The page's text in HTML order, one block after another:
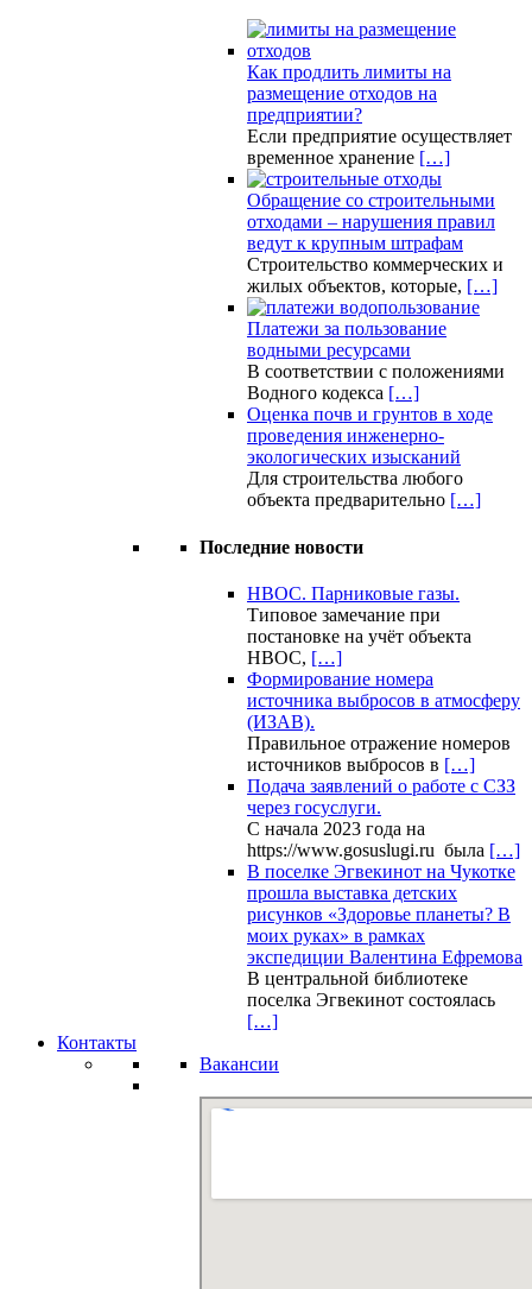
Как продлить лимиты на
размещение отходов на
предприятии?
Если предприятие осуществляет
временное хранение […]
Обращение со строительными
отходами – нарушения правил
ведут к крупным штрафам
Строительство коммерческих и
жилых объектов, которые, […]
Платежи за пользование
водными ресурсами
В соответствии с положениями
Водного кодекса […]
Оценка почв и грунтов в ходе
проведения инженерно-
экологических изысканий
Для строительства любого
объекта предварительно […]
Последние новости
НВОС. Парниковые газы.
Типовое замечание при
постановке на учёт объекта
НВОС, […]
Формирование номера
источника выбросов в атмосферу
(ИЗАВ).
Правильное отражение номеров
источников выбросов в […]
Подача заявлений о работе с СЗЗ
через госуслуги.
С начала 2023 года на
https://www.gosuslugi.ru была […]
В поселке Эгвекинот на Чукотке
прошла выставка детских
рисунков «Здоровье планеты? В
моих руках» в рамках
экспедиции Валентина Ефремова
В центральной библиотеке
поселка Эгвекинот состоялась
[…]
Контакты
Вакансии